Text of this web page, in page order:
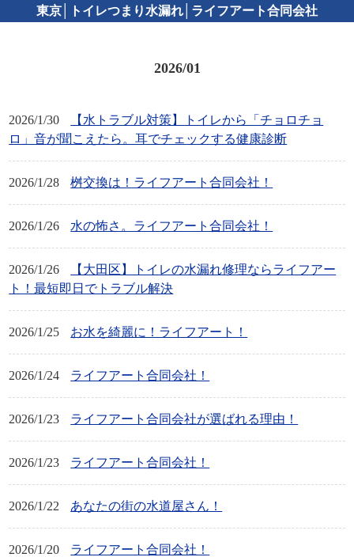
東京│トイレつまり水漏れ│ライフアート合同会社
2026/01
2026/1/30
【水トラブル対策】トイレから「チョロチョ
ロ」音が聞こえたら。耳でチェックする健康診断
2026/1/28 桝交換は！ライフアート合同会社！
2026/1/26 水の怖さ。ライフアート合同会社！
2026/1/26
【大田区】トイレの水漏れ修理ならライフアー
ト！最短即日でトラブル解決
2026/1/25 お水を綺麗に！ライフアート！
2026/1/24 ライフアート合同会社！
2026/1/23 ライフアート合同会社が選ばれる理由！
2026/1/23 ライフアート合同会社！
2026/1/22 あなたの街の水道屋さん！
2026/1/20 ライフアート合同会社！